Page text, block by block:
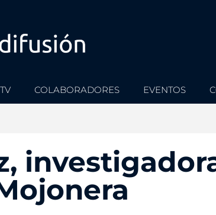
COLABORADORES EVENTOS